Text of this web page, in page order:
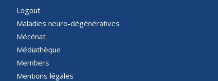
Logout
Maladies neuro-dégénératives
Mécénat
Médiathèque
Members
Mentions légales